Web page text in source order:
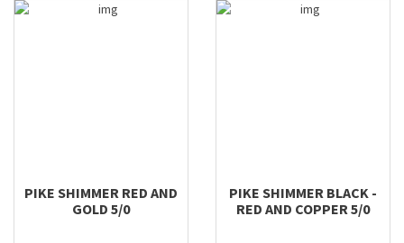
PIKE SHIMMER RED AND
GOLD 5/0
PIKE SHIMMER BLACK -
RED AND COPPER 5/0